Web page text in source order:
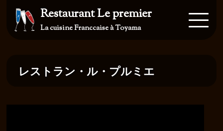
Restaurant Le premier
La cuisine Franccaise à Toyama
レストラン・ル・プルミエ